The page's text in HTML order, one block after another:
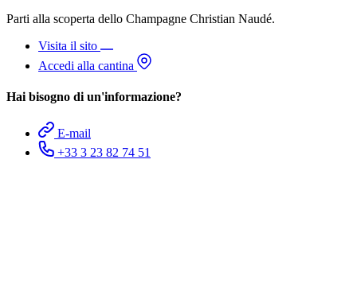
Parti alla scoperta dello Champagne Christian Naudé.
Visita il sito
Accedi alla cantina
Hai bisogno di un'informazione?
E-mail
+33 3 23 82 74 51